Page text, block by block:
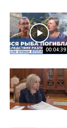
00:04:39